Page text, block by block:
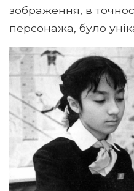
зображення, в
персонажа, було